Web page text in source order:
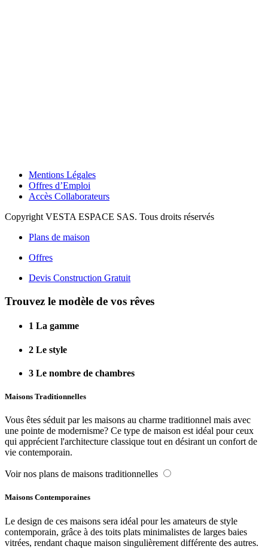
Mentions Légales
Offres d’Emploi
Accès Collaborateurs
Copyright VESTA ESPACE SAS. Tous droits réservés
Plans de maison
Offres
Devis Construction Gratuit
Trouvez le modèle de vos rêves
1 La gamme
2 Le style
3 Le nombre de chambres
Maisons Traditionnelles
Vous êtes séduit par les maisons au charme traditionnel mais avec
une pointe de modernisme? Ce type de maison est idéal pour ceux
qui apprécient l'architecture classique tout en désirant un confort de
vie contemporain.
Voir nos plans de maisons traditionnelles
Maisons Contemporaines
Le design de ces maisons sera idéal pour les amateurs de style
contemporain, grâce à des toits plats minimalistes de larges baies
vitrées, rendant chaque maison singulièrement différente des autres.